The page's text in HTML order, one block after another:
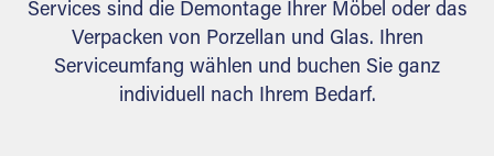
Services sind die Demontage Ihrer Möbel oder das
Verpacken von Porzellan und Glas. Ihren
Serviceumfang wählen und buchen Sie ganz
individuell nach Ihrem Bedarf.